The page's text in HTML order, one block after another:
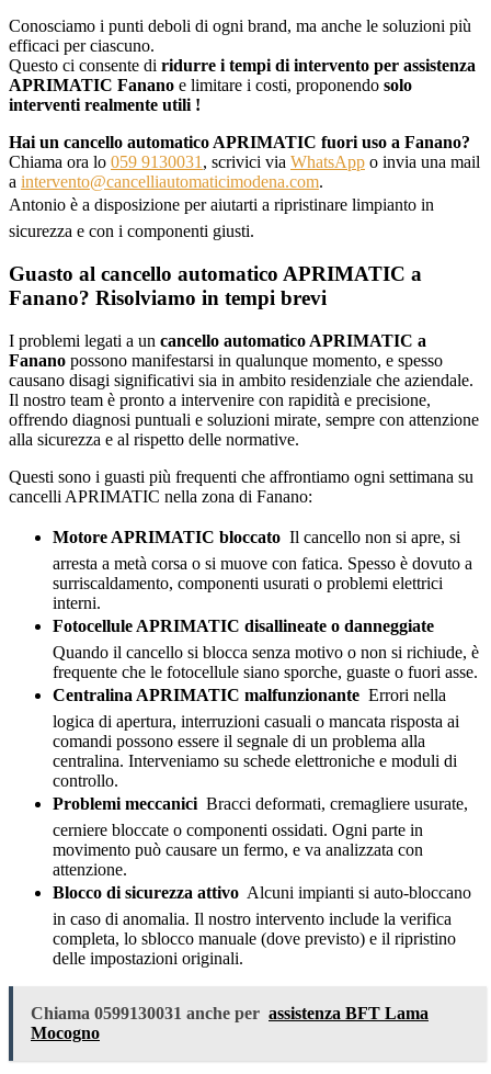
Conosciamo i punti deboli di ogni brand, ma anche le soluzioni più
efficaci per ciascuno.
Questo ci consente di ridurre i tempi di intervento per assistenza
APRIMATIC Fanano e limitare i costi, proponendo solo
interventi realmente utili !
Hai un cancello automatico APRIMATIC fuori uso a Fanano?
Chiama ora lo 059 9130031 , scrivici via WhatsApp o invia una mail
a intervento@cancelliautomaticimodena.com.
Antonio è a disposizione per aiutarti a ripristinare limpianto in
sicurezza e con i componenti giusti.
Guasto al cancello automatico APRIMATIC a
Fanano? Risolviamo in tempi brevi
I problemi legati a un cancello automatico APRIMATIC a
Fanano possono manifestarsi in qualunque momento, e spesso
causano disagi significativi sia in ambito residenziale che aziendale.
Il nostro team è pronto a intervenire con rapidità e precisione,
offrendo diagnosi puntuali e soluzioni mirate, sempre con attenzione
alla sicurezza e al rispetto delle normative.
Questi sono i guasti più frequenti che affrontiamo ogni settimana su
cancelli APRIMATIC nella zona di Fanano:
Motore APRIMATIC bloccato  Il cancello non si apre, si
arresta a metà corsa o si muove con fatica. Spesso è dovuto a
surriscaldamento, componenti usurati o problemi elettrici
interni.
Fotocellule APRIMATIC disallineate o danneggiate
Quando il cancello si blocca senza motivo o non si richiude, è
frequente che le fotocellule siano sporche, guaste o fuori asse.
Centralina APRIMATIC malfunzionante  Errori nella
logica di apertura, interruzioni casuali o mancata risposta ai
comandi possono essere il segnale di un problema alla
centralina. Interveniamo su schede elettroniche e moduli di
controllo.
Problemi meccanici  Bracci deformati, cremagliere usurate,
cerniere bloccate o componenti ossidati. Ogni parte in
movimento può causare un fermo, e va analizzata con
attenzione.
Blocco di sicurezza attivo  Alcuni impianti si auto-bloccano
in caso di anomalia. Il nostro intervento include la verifica
completa, lo sblocco manuale (dove previsto) e il ripristino
delle impostazioni originali.
Chiama 0599130031 anche per assistenza BFT Lama
Mocogno